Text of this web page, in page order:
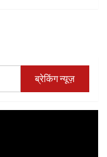
ब्रेकिंग न्यूज़